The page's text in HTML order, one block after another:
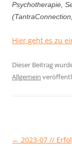
Psychotherapie,
Hier geht es zu
Dieser Beitrag
Allgemein
← 2023-07 //